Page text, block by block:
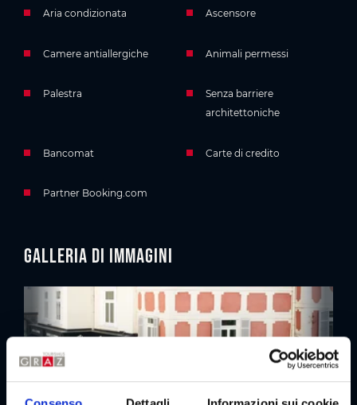
Aria condizionata Ascensore
Camere antiallergiche Animali permessi
Palestra
Senza barriere
architettoniche
Bancomat Carte di credito
Partner Booking.com
Galleria di immagini